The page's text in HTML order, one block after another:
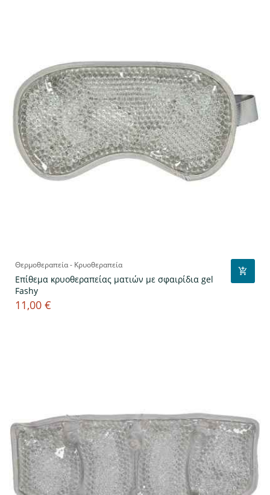
Θερμοθεραπεία - Κρυοθεραπεία
Επίθεμα κρυοθεραπείας ματιών με σφαιρίδια gel
Fashy
Τιμή
11,00 €